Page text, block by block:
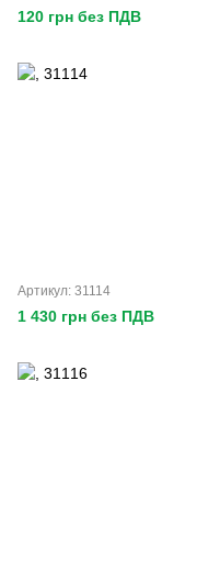
120 грн без ПДВ
Артикул: 31114
1 430 грн без ПДВ